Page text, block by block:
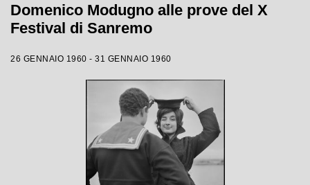
Domenico Modugno alle prove del X
Festival di Sanremo
26 GENNAIO 1960 - 31 GENNAIO 1960